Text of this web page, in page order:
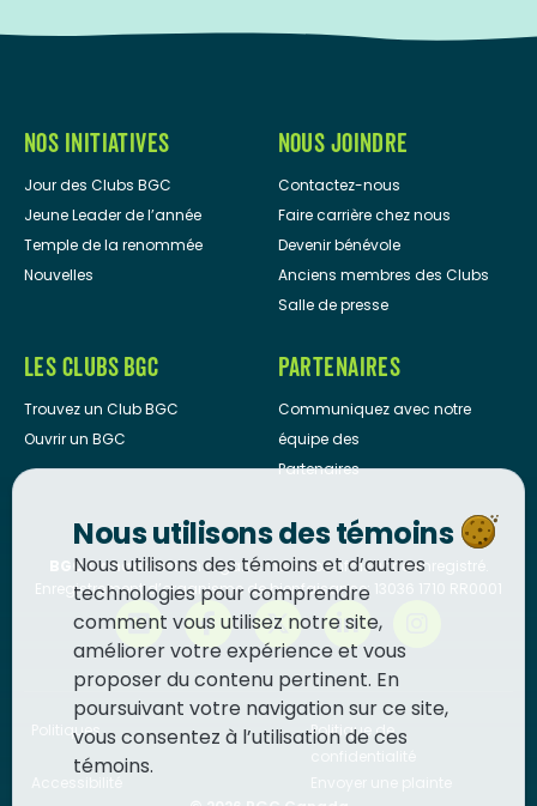
NOS INITIATIVES
Jour des Clubs BGC
Jeune Leader de l’année
Temple de la renommée
Nouvelles
NOUS JOINDRE
Contactez-nous
Faire carrière chez nous
Devenir bénévole
Anciens membres des Clubs
Salle de presse
LES CLUBS BGC
Trouvez un Club BGC
Ouvrir un BGC
PARTENAIRES
Communiquez avec notre
équipe des
Partenaires
BGC Canadaest un organisme de bienfaisance enregistré.
Enregistrement d’organisme de bienfaisance: 13036 1710 RR0001
Politiques
Politique de
Nous utilisons des témoins
Nous utilisons des témoins et d’autres
technologies pour comprendre
comment vous utilisez notre site,
améliorer votre expérience et vous
proposer du contenu pertinent. En
poursuivant votre navigation sur ce site,
vous consentez à l’utilisation de ces
témoins.